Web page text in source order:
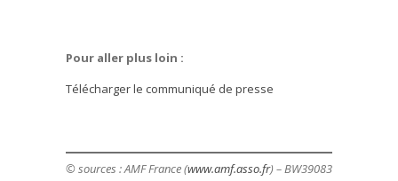
Pour aller plus loin :
Télécharger le communiqué de presse
© sources : AMF France (www.amf.asso.fr) – BW39083